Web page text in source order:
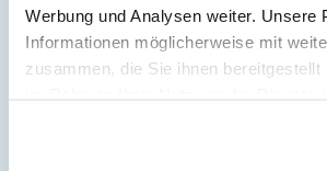
Werbung und Analysen weiter. Unsere
Informationen möglicherweise mit
zusammen, die Sie ihnen bereitgestellt